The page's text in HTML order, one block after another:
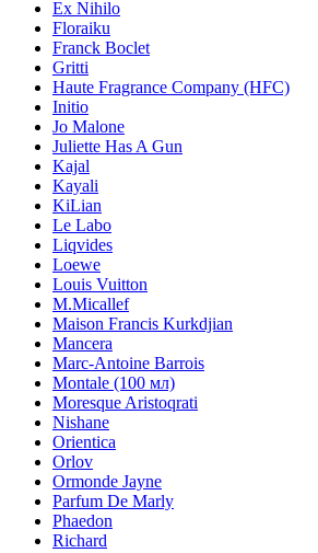
Ex Nihilo
Floraiku
Franck Boclet
Gritti
Haute Fragrance Company (HFC)
Initio
Jo Malone
Juliette Has A Gun
Kajal
Kayali
KiLian
Le Labo
Liqvides
Loewe
Louis Vuitton
M.Micallef
Maison Francis Kurkdjian
Mancera
Marc-Antoine Barrois
Montale (100 мл)
Moresque Aristoqrati
Nishane
Orientica
Orlov
Ormonde Jayne
Parfum De Marly
Phaedon
Richard